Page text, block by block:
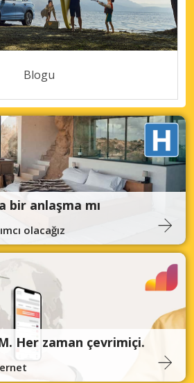
Blogu
bir anlaşma mı
olacağız
Her zaman çevrimiçi.